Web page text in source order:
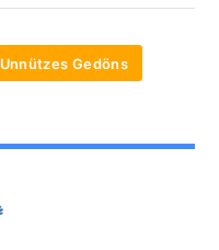
Unnützes Gedöns